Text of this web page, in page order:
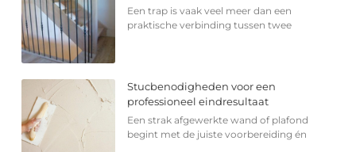
Een trap is vaak veel meer dan een
praktische verbinding tussen twee
Stucbenodigheden voor een
professioneel eindresultaat
Een strak afgewerkte wand of plafond
begint met de juiste voorbereiding én